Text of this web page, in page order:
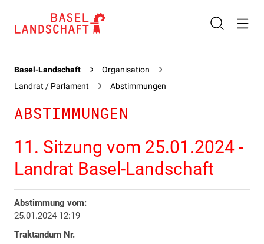
Basel-Landschaft
Organisation
Landrat / Parlament
Abstimmungen
ABSTIMMUNGEN